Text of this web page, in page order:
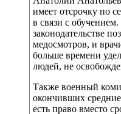
имеет отсрочку по
в связи с
законодательстве
медосмотров, и
больше времени
людей, не
Также военный
окончивших
есть право вместо